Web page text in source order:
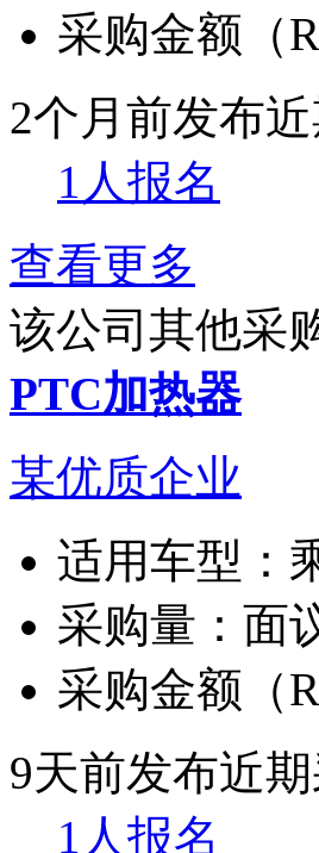
采购金额（
2个月前发布
1人报名
查看更多
该公司其他采
PTC加热器
某优质企业
适用车型：
采购量： 面
采购金额（
9天前发布近
1人报名